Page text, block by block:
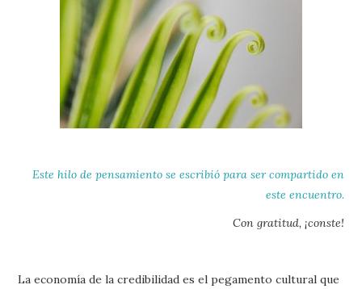
Este hilo de pensamiento se escribió para ser compartido en
este encuentro.
Con gratitud, ¡conste!
La economía de la credibilidad es el pegamento cultural que